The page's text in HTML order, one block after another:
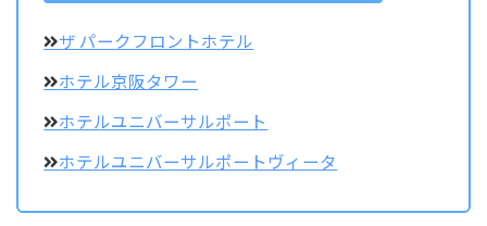
ザ パークフロントホテル
ホテル京阪タワー
ホテルユニバーサルポート
ホテルユニバーサルポートヴィータ